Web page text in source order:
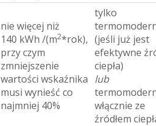
nie więcej niż
140 kWh /(m2*rok),
przy czym
zmniejszenie
wartości wskaźnika
musi wynieść co
najmniej 40%
tylko
(jeśli już jest
efektywne
ciepła)
lub
włącznie ze
źródłem